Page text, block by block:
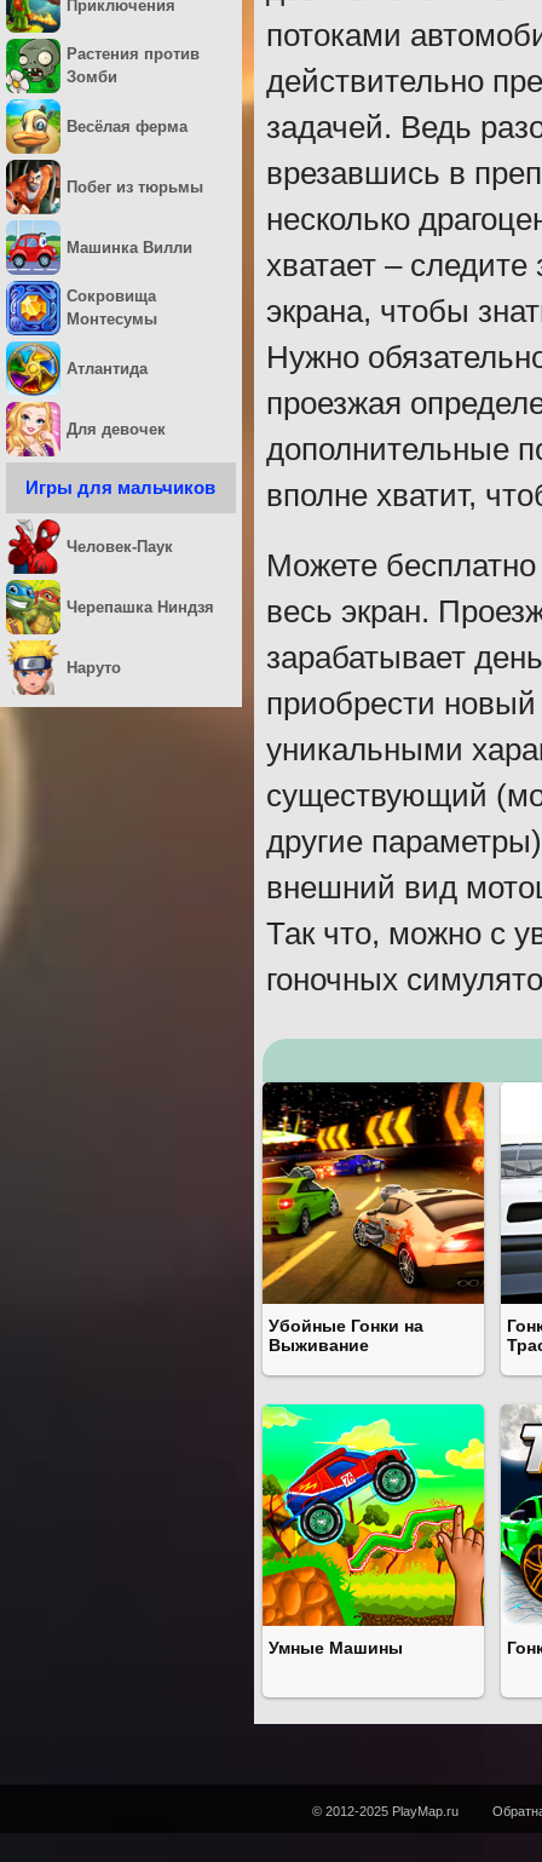
потоками
действительно
задачей. Ведь
врезавшись в
несколько
хватает –
экрана, чтобы
Нужно
проезжая
дополнительные
вполне хватит,
Можете бесплатно
весь экран.
зарабатывает
приобрести новый
уникальными
существующий
другие
внешний вид
Так что, можно с
гоночных
Убойные Гонки на
Выживание
Умные Машины
Приключения
Растения против
Зомби
Весёлая ферма
Побег из тюрьмы
Машинка Вилли
Сокровища
Монтесумы
Атлантида
Для девочек
Игры для мальчиков
Человек-Паук
Черепашка Ниндзя
Наруто
© 2012-2025 PlayMap.ru